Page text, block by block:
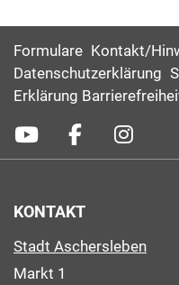
Formulare Kontakt/
Datenschutzerklärung
Erklärung
KONTAKT
Stadt Aschersleben
Markt 1